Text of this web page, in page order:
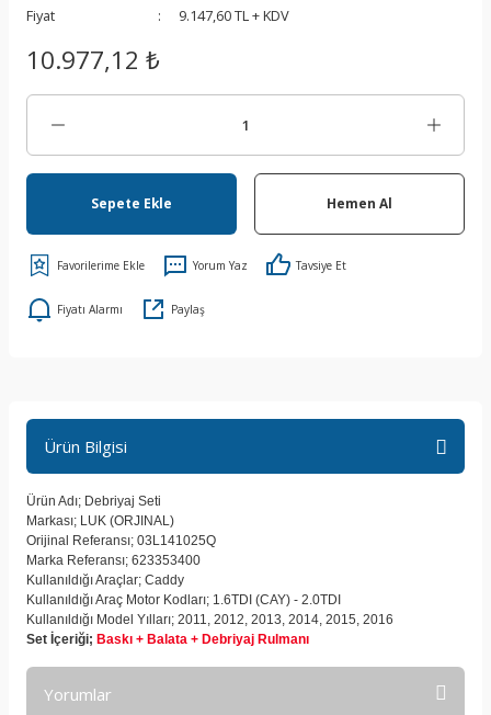
Fiyat
9.147,60 TL + KDV
10.977,12 ₺
Sepete Ekle Hemen Al
Yorum Yaz Tavsiye Et
Fiyatı Alarmı Paylaş
Ürün Bilgisi
Ürün Adı; Debriyaj Seti
Markası; LUK (ORJINAL)
Orijinal Referansı; 03L141025Q
Marka Referansı; 623353400
Kullanıldığı Araçlar; Caddy
Kullanıldığı Araç Motor Kodları; 1.6TDI (CAY) - 2.0TDI
Kullanıldığı Model Yılları; 2011, 2012, 2013, 2014, 2015, 2016
Set İçeriği; Baskı + Balata + Debriyaj Rulmanı
Yorumlar